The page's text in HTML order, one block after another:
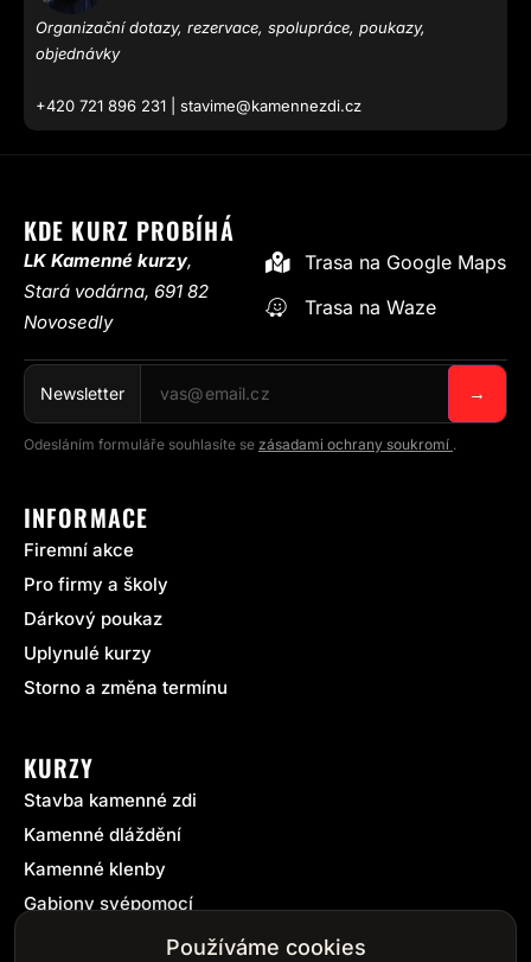
Používáme cookies
Organizační dotazy, rezervace, spolupráce, poukazy,
objednávky
+420 721 896 231 | stavime@kamennezdi.cz
KDE KURZ PROBÍHÁ
LK Kamenné kurzy,
Stará vodárna, 691 82
Novosedly
Trasa na Google Maps
Trasa na Waze
Newsletter →
Odesláním formuláře souhlasíte se zásadami ochrany soukromí .
INFORMACE
Firemní akce
Pro firmy a školy
Dárkový poukaz
Uplynulé kurzy
Storno a změna termínu
KURZY
Stavba kamenné zdi
Kamenné dláždění
Kamenné klenby
Gabiony svépomocí
On-line kurz kamenné zdi